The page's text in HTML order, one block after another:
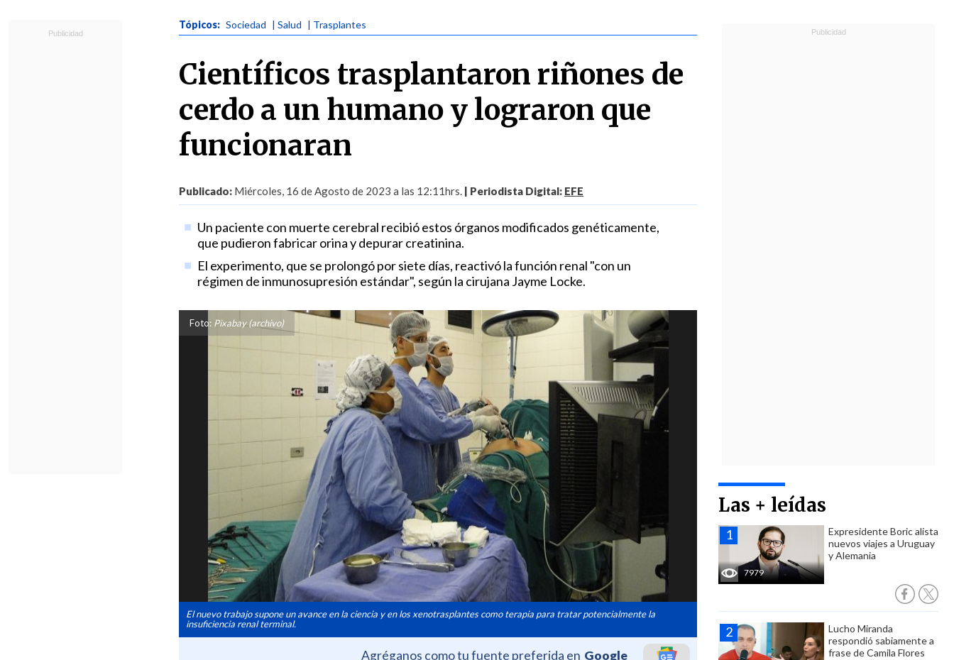
Tópicos: Sociedad | Salud | Trasplantes
Científicos trasplantaron riñones de
cerdo a un humano y lograron que
funcionaran
Publicado: Miércoles, 16 de Agosto de 2023 a las 12:11hrs. | Periodista Digital: EFE
Un paciente con muerte cerebral recibió estos órganos modificados genéticamente,
que pudieron fabricar orina y depurar creatinina.
El experimento, que se prolongó por siete días, reactivó la función renal "con un
régimen de inmunosupresión estándar", según la cirujana Jayme Locke.
Foto: Pixabay (archivo)
El nuevo trabajo supone un avance en la ciencia y en los xenotrasplantes como terapia para tratar potencialmente la
insuficiencia renal terminal.
Agréganos como tu fuente preferida en Google
Las + leídas
7979
Expresidente Boric alista
nuevos viajes a Uruguay
y Alemania
Lucho Miranda
respondió sabiamente a
frase de Camila Flores